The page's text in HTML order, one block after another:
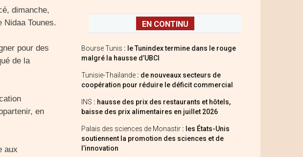
dimanche,
Tounes.
pour des
de la
en
aux
EN CONTINU
Bourse Tunis : le Tunindex termine dans le rouge
malgré la hausse d’UBCI
Tunisie-Thaïlande : de nouveaux secteurs de
coopération pour réduire le déficit commercial
INS : hausse des prix des restaurants et hôtels,
baisse des prix alimentaires en juillet 2026
Palais des sciences de Monastir : les États-Unis
soutiennent la promotion des sciences et de
l’innovation